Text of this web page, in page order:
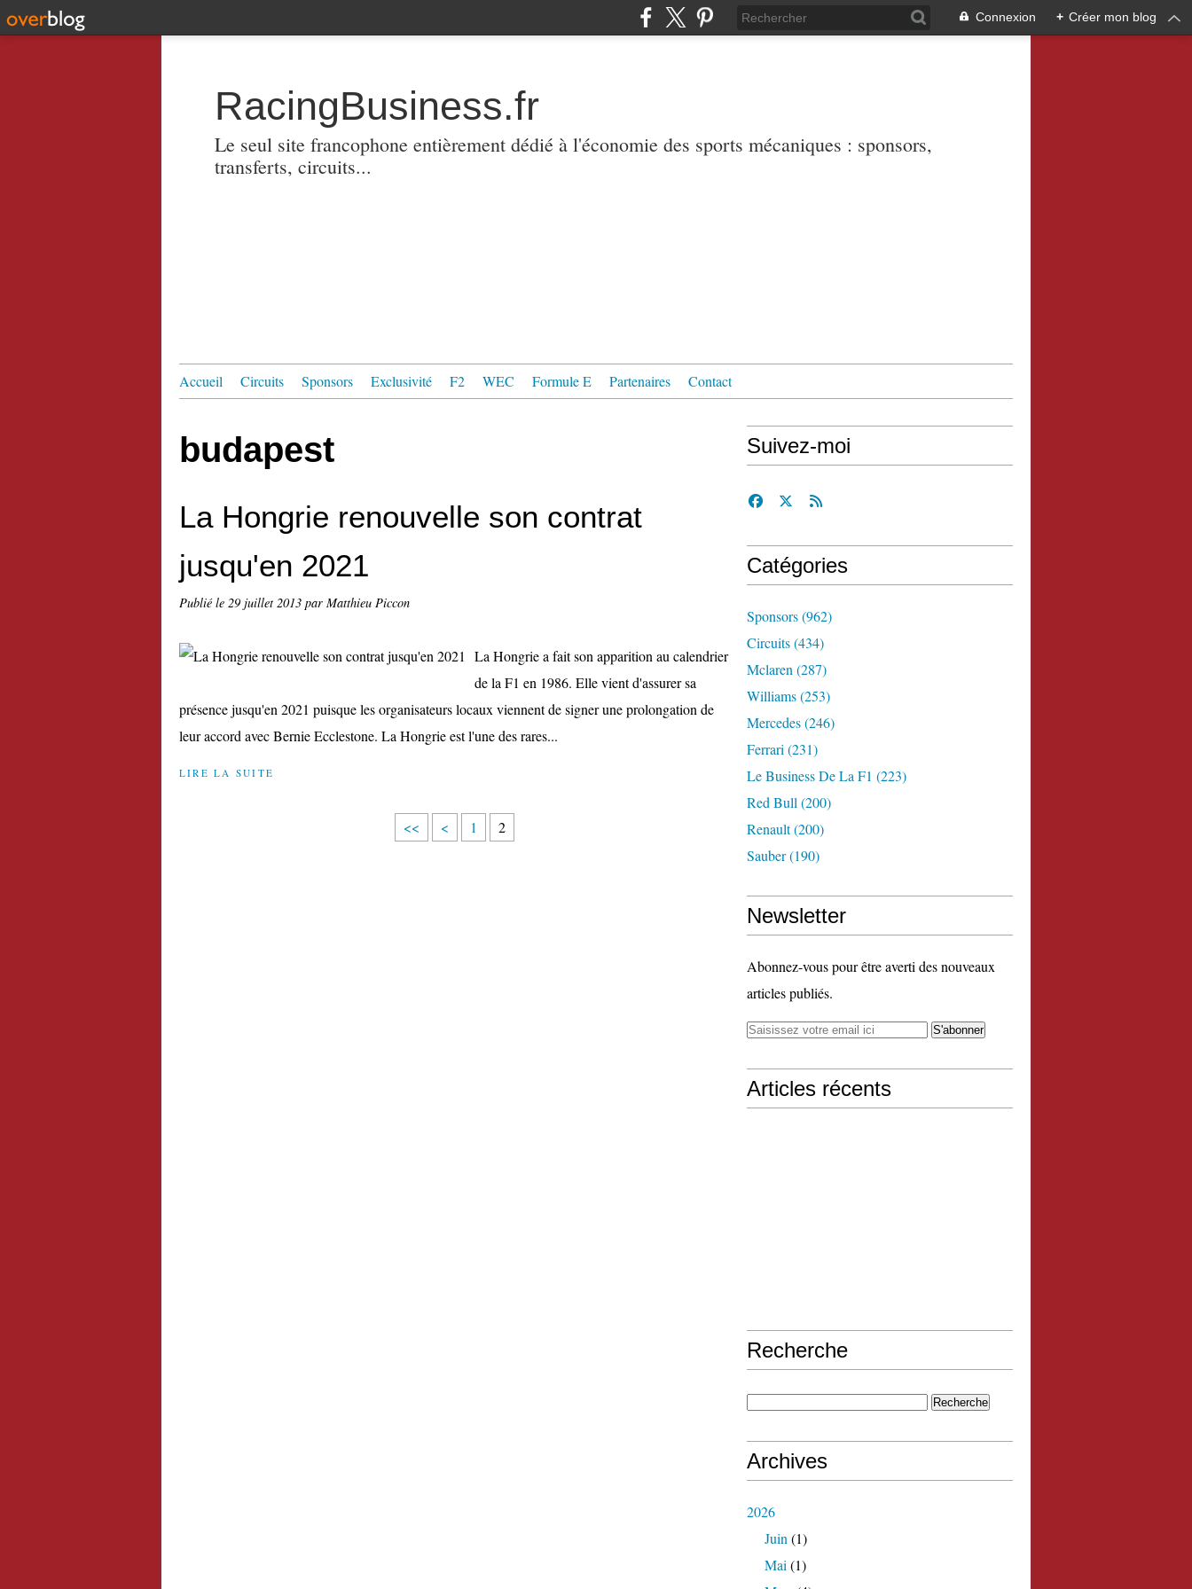
Connexion + Créer mon blog
RacingBusiness.fr
Le seul site francophone entièrement dédié à l'économie des sports mécaniques : sponsors,
transferts, circuits...
Accueil Circuits Sponsors Exclusivité F2 WEC Formule E Partenaires Contact
budapest
La Hongrie renouvelle son contrat
jusqu'en 2021
Publié le 29 juillet 2013 par Matthieu Piccon
La Hongrie a fait son apparition au calendrier
de la F1 en 1986. Elle vient d'assurer sa
présence jusqu'en 2021 puisque les organisateurs locaux viennent de signer une prolongation de
leur accord avec Bernie Ecclestone. La Hongrie est l'une des rares...
LIRE LA SUITE
<< < 1 2
Suivez-moi
Catégories
Sponsors(962)
Circuits(434)
Mclaren (287)
Williams(253)
Mercedes(246)
Ferrari (231)
Le Business De La F1 (223)
Red Bull (200)
Renault(200)
Sauber(190)
Newsletter
Abonnez-vous pour être averti des nouveaux
articles publiés.
Articles récents
Recherche
Archives
2026
Juin (1)
Mai (1)